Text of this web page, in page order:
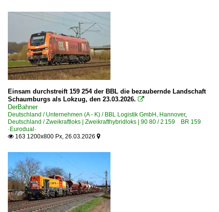
Einsam durchstreift 159 254 der BBL die bezaubernde Landschaft
Schaumburgs als Lokzug, den 23.03.2026. 
DerBahner
Deutschland / Unternehmen (A - K) / BBL Logistik GmbH, Hannover,
Deutschland / Zweikraftloks | Zweikrafthybridloks | 90 80 / 2 159 BR 159
·Eurodual·
 163 1200x800 Px, 26.03.2026 